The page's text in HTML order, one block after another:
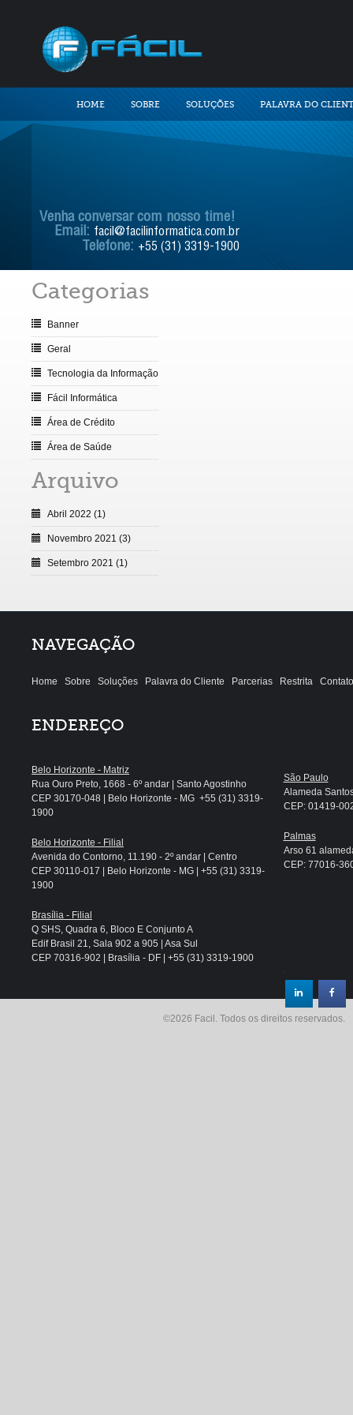
HOME SOBRE SOLUÇÕES PALAVRA DO
Venha conversar com nosso time!
Email: facil@facilinformatica.com.br
Telefone: +55 (31) 3319-1900
Categorias
Banner
Geral
Tecnologia da Informação
Fácil Informática
Área de Crédito
Área de Saúde
Arquivo
Abril 2022 (1)
Novembro 2021 (3)
Setembro 2021 (1)
NAVEGAÇÃO
Home Sobre Soluções Palavra do Cliente Parcerias Restrita Contato
ENDEREÇO
Belo Horizonte - Matriz
Rua Ouro Preto, 1668 - 6º andar | Santo Agostinho
CEP 30170-048 | Belo Horizonte - MG +55 (31) 3319-
1900
Belo Horizonte - Filial
Avenida do Contorno, 11.190 - 2º andar | Centro
CEP 30110-017 | Belo Horizonte - MG | +55 (31) 3319-
1900
Brasília - Filial
Q SHS, Quadra 6, Bloco E Conjunto A
Edif Brasil 21, Sala 902 a 905 | Asa Sul
CEP 70316-902 | Brasília - DF | +55 (31) 3319-1900
São Paulo
Alameda
CEP: 01419-
Palmas
Arso 61
CEP: 77016-
.
©2026 Facil. Todos os direitos reservados.